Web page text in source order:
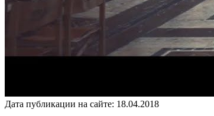
Дата публикации на сайте: 18.04.2018